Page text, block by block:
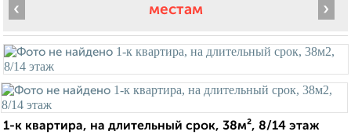
местам
‹ ›
1-к квартира, на длительный срок, 38м², 8/14 этаж